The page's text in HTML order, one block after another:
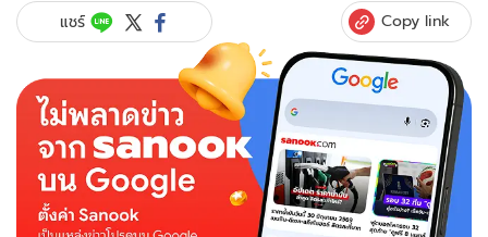
แชร์ Copy link